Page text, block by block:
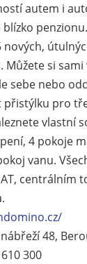
autem i
penzionu.
nových,
Můžete si
sebe nebo
přistýlku pro
vlastní
4 pokoje
vanu.
centrálním
48,
300